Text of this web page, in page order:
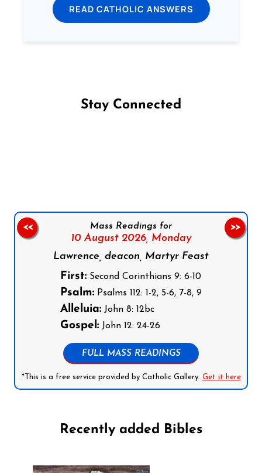
READ CATHOLIC ANSWERS
Stay Connected
Mass Readings for
10 August 2026, Monday
Lawrence, deacon, Martyr Feast
First: Second Corinthians 9: 6-10
Psalm: Psalms 112: 1-2, 5-6, 7-8, 9
Alleluia: John 8: 12bc
Gospel: John 12: 24-26
FULL MASS READINGS
*This is a free service provided by Catholic Gallery. Get it here
<< >>
Recently added Bibles